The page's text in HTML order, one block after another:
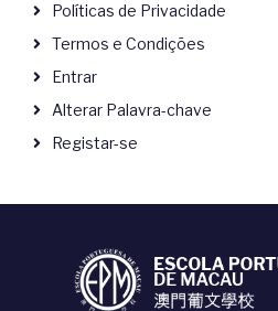
Políticas de Privacidade
Termos e Condições
Entrar
Alterar Palavra-chave
Registar-se